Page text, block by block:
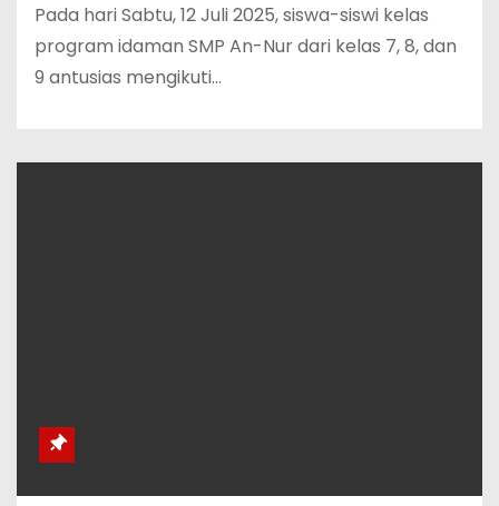
Pada hari Sabtu, 12 Juli 2025, siswa-siswi kelas
program idaman SMP An-Nur dari kelas 7, 8, dan
9 antusias mengikuti…